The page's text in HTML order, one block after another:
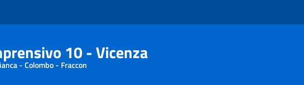
10 - Vicenza
- Colombo - Fraccon